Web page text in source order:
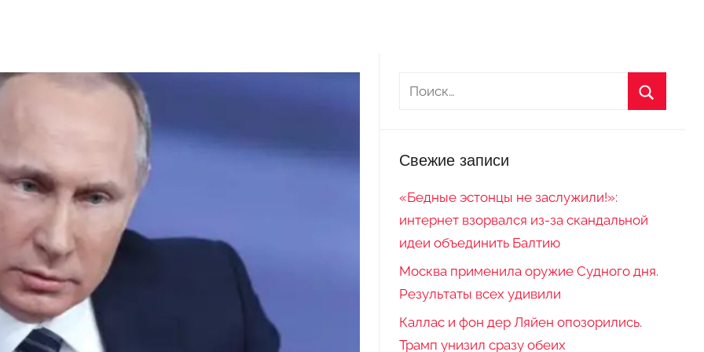
Свежие записи
«Бедные эстонцы не заслужили!»:
интернет взорвался из-за скандальной
идеи объединить Балтию
Москва применила оружие Судного дня.
Результаты всех удивили
Каллас и фон дер Ляйен опозорились.
Трамп унизил сразу обеих